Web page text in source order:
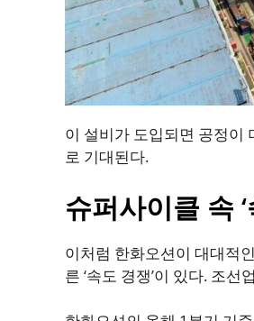
이 설비가 도입되면 공정이
로 기대된다.
슈퍼사이클 속
이처럼 한화오션이 대대적
른 ‘속도 경쟁’이 있다. 조